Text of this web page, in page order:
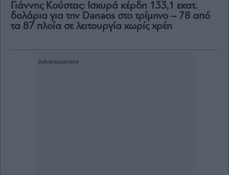
Γιάννης Κούστας: Ισχυρά κέρδη 133,1 εκατ.
δολάρια για την Danaos στο τρίμηνο – 78 από
τα 87 πλοία σε λειτουργία χωρίς χρέη